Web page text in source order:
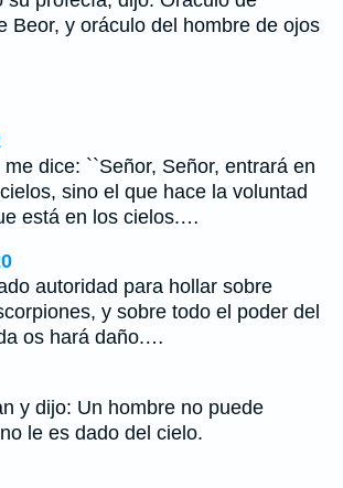
Beor, y oráculo del hombre de ojos
dice: ``Señor, Señor, entrará en
sino el que hace la voluntad
está en los cielos.…
autoridad para hollar sobre
y sobre todo el poder del
os hará daño.…
y dijo: Un hombre no puede
le es dado del cielo.